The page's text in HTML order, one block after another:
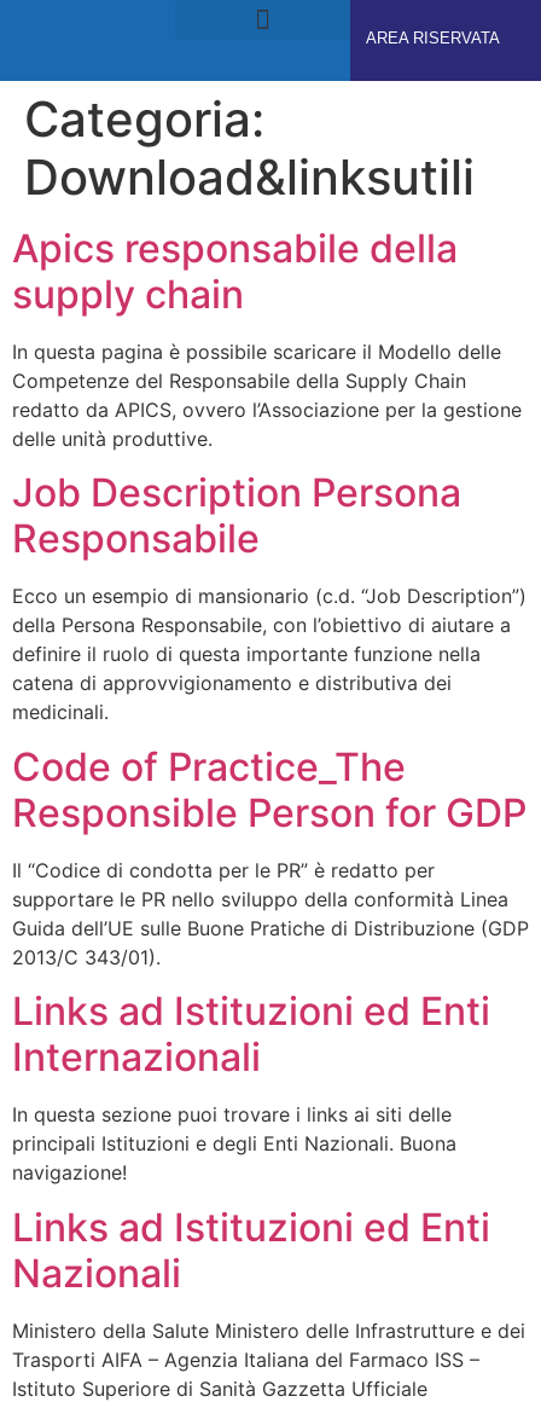
AREA RISERVATA
Categoria:
Download&linksutili
Apics responsabile della
supply chain
In questa pagina è possibile scaricare il Modello delle
Competenze del Responsabile della Supply Chain
redatto da APICS, ovvero l’Associazione per la gestione
delle unità produttive.
Job Description Persona
Responsabile
Ecco un esempio di mansionario (c.d. “Job Description”)
della Persona Responsabile, con l’obiettivo di aiutare a
definire il ruolo di questa importante funzione nella
catena di approvvigionamento e distributiva dei
medicinali.
Code of Practice_The
Responsible Person for GDP
Il “Codice di condotta per le PR” è redatto per
supportare le PR nello sviluppo della conformità Linea
Guida dell’UE sulle Buone Pratiche di Distribuzione (GDP
2013/C 343/01).
Links ad Istituzioni ed Enti
Internazionali
In questa sezione puoi trovare i links ai siti delle
principali Istituzioni e degli Enti Nazionali. Buona
navigazione!
Links ad Istituzioni ed Enti
Nazionali
Ministero della Salute Ministero delle Infrastrutture e dei
Trasporti AIFA – Agenzia Italiana del Farmaco ISS –
Istituto Superiore di Sanità Gazzetta Ufficiale